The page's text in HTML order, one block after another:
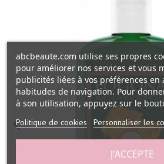
abcbeaute.com utilise ses propres
pour améliorer nos services et vous
publicités liées à vos préférences en
habitudes de navigation. Pour
à son utilisation, appuyez sur le
Politique de cookies Personnaliser les
J'ACCEPTE